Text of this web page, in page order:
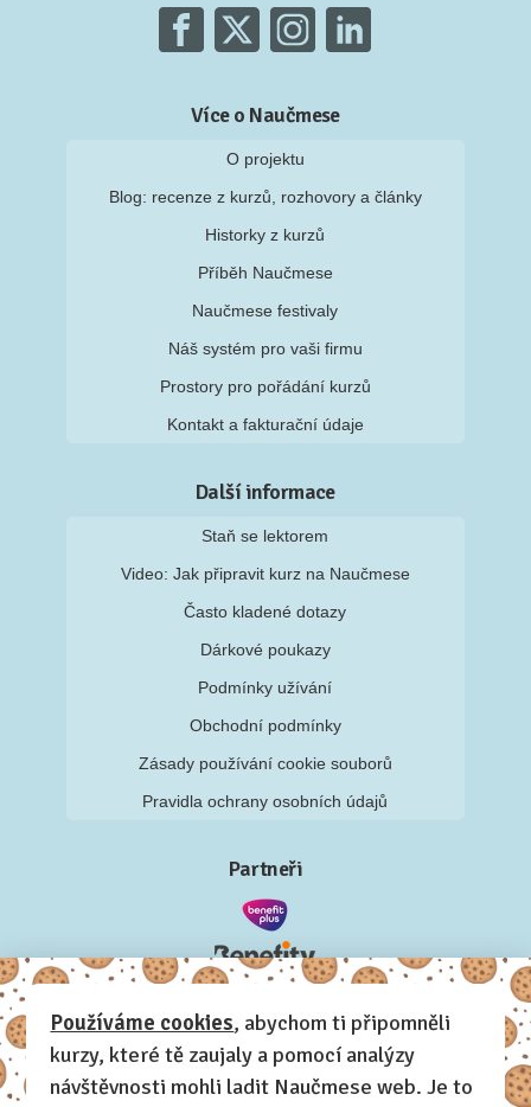
Více o Naučmese
O projektu
Blog: recenze z kurzů, rozhovory a články
Historky z kurzů
Příběh Naučmese
Naučmese festivaly
Náš systém pro vaši firmu
Prostory pro pořádání kurzů
Kontakt a fakturační údaje
Další informace
Staň se lektorem
Video: Jak připravit kurz na Naučmese
Často kladené dotazy
Dárkové poukazy
Podmínky užívání
Obchodní podmínky
Zásady používání cookie souborů
Pravidla ochrany osobních údajů
Partneři
Používáme cookies, abychom ti připomněli
kurzy, které tě zaujaly a pomocí analýzy
návštěvnosti mohli ladit Naučmese web. Je to